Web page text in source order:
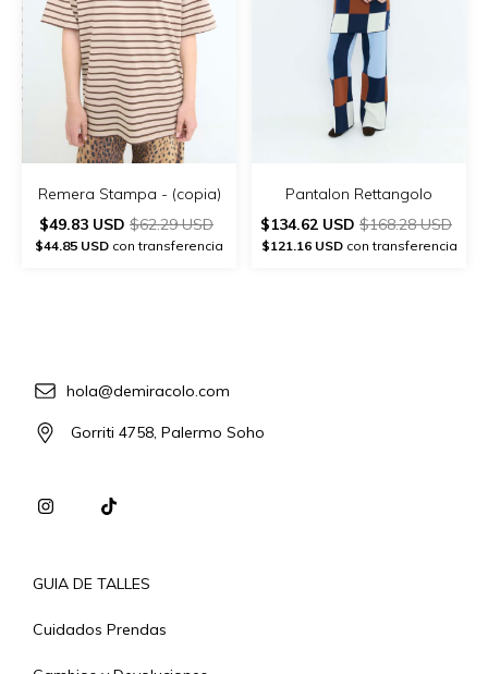
Remera Stampa - (copia)
$49.83 USD $62.29 USD
$44.85 USD con transferencia
Pantalon Rettangolo
$134.62 USD $168.28 USD
$121.16 USDcon transferencia
hola@demiracolo.com
Gorriti 4758, Palermo Soho
GUIA DE TALLES
Cuidados Prendas